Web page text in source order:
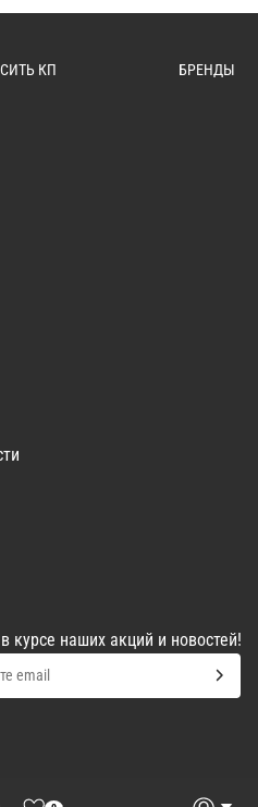
КП БРЕНДЫ
в курсе наших акций и новостей!